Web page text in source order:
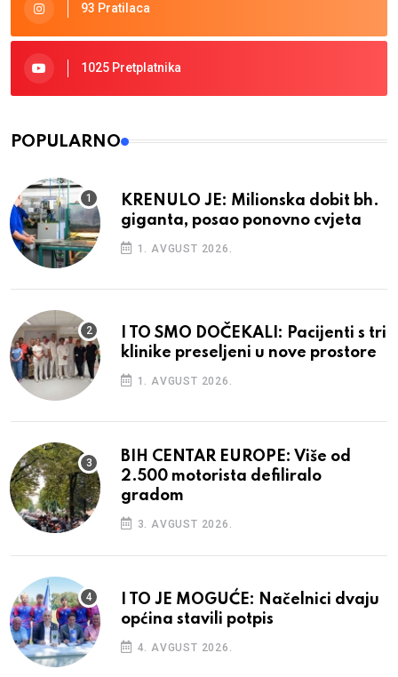
93 Pratilaca
1025 Pretplatnika
POPULARNO
KRENULO JE: Milionska dobit bh.
giganta, posao ponovno cvjeta
1. AVGUST 2026.
I TO SMO DOČEKALI: Pacijenti s tri
klinike preseljeni u nove prostore
1. AVGUST 2026.
BIH CENTAR EUROPE: Više od
2.500 motorista defiliralo
gradom
3. AVGUST 2026.
I TO JE MOGUĆE: Načelnici dvaju
općina stavili potpis
4. AVGUST 2026.